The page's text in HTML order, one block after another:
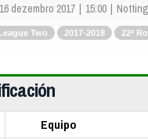
16 dezembro 2017 15:00
Two 2017-2018 22ª
Equipo